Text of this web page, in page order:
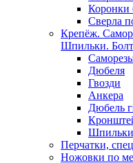
Коронки
Сверла
Крепёж.
Шпильки.
Дюбеля
Гвозди
Анкера
Дюбель
Перчатки,
Ножовки по